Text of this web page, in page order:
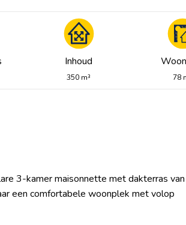
Inhoud
350 m³ 78
3-kamer maisonnette met dakterras van
een comfortabele woonplek met volop